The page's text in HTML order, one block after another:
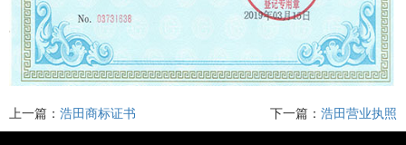
上一篇： 浩田商标证书 下一篇： 浩田营业执照